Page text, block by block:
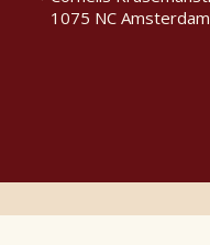
1075 NC Amsterdam